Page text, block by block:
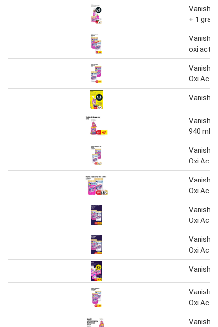
Vanish
+ 1
Vanish
oxi
Vanish
Oxi
Vanish
Vanish
940 ml
Vanish
Oxi
Vanish
Oxi
Vanish
Oxi
Vanish
Oxi
Vanish
Vanish
Oxi
Vanish